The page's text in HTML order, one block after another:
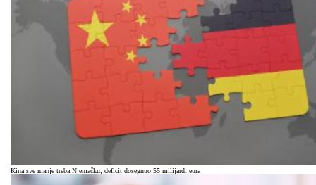
Kina sve manje treba Njemačku, deficit dosegnuo 55 milijardi eura